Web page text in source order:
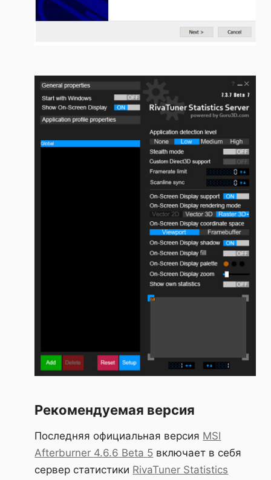
Рекомендуемая версия
Последняя официальная версия MSI
Afterburner 4.6.6 Beta 5 включает в себя
сервер статистики RivaTuner Statistics